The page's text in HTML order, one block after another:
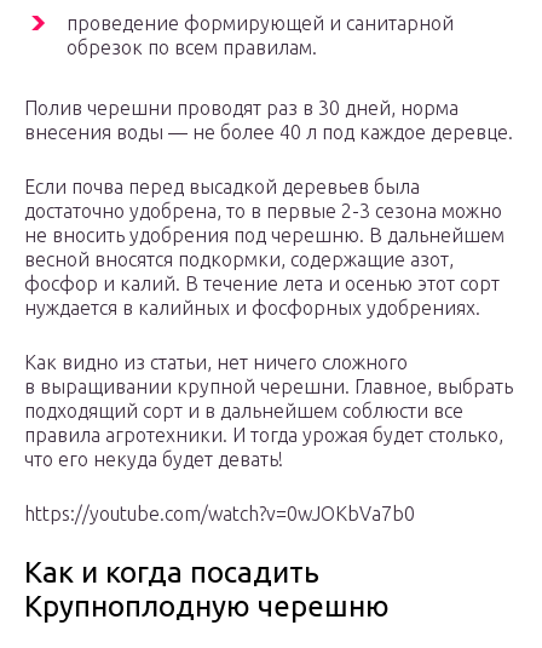
проведение формирующей и санитарной
обрезок по всем правилам.
Полив черешни проводят раз в 30 дней, норма
внесения воды — не более 40 л под каждое деревце.
Если почва перед высадкой деревьев была
достаточно удобрена, то в первые 2-3 сезона можно
не вносить удобрения под черешню. В дальнейшем
весной вносятся подкормки, содержащие азот,
фосфор и калий. В течение лета и осенью этот сорт
нуждается в калийных и фосфорных удобрениях.
Как видно из статьи, нет ничего сложного
в выращивании крупной черешни. Главное, выбрать
подходящий сорт и в дальнейшем соблюсти все
правила агротехники. И тогда урожая будет столько,
что его некуда будет девать!
https://youtube.com/watch?v=0wJOKbVa7b0
Как и когда посадить
Крупноплодную черешню